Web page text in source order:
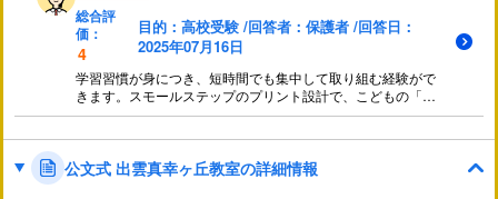
総合評
価：
4
目的：高校受験 /回答者：保護者 /回答日：
2025年07月16日
学習習慣が身につき、短時間でも集中して取り組む経験がで
きます。スモールステップのプリント設計で、こどもの「で
きた！」を効果的に演出てわきると思います。結果、継続の
公文式 出雲真幸ヶ丘教室の詳細情報